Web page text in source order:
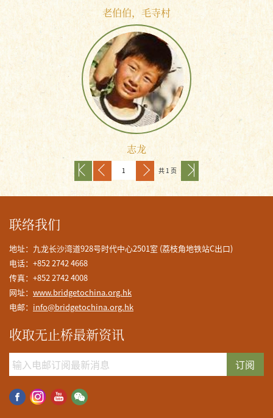
老伯伯，毛寺村
志龙
共 1 页
联络我们
地址：九龙长沙湾道928号时代中心2501室 (荔枝角地铁站C出口)
电话：+852 2742 4668
传真：+852 2742 4008
网址： www.bridgetochina.org.hk
电邮： info@bridgetochina.org.hk
收取无止桥最新资讯
订阅